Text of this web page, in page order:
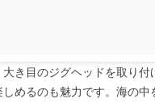
き目のジグヘッドを取り
めるのも魅力です。海の中